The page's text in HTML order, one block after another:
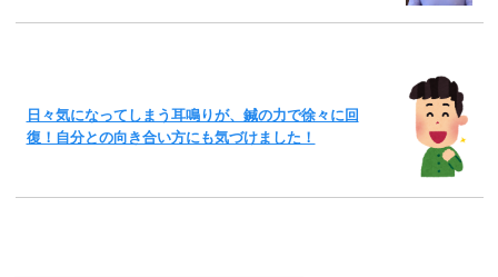
日々気になってしまう耳鳴りが、鍼の力で徐々に回
復！自分との向き合い方にも気づけました！